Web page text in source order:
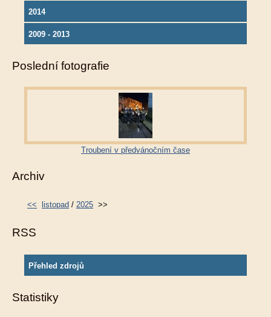
2014
2009 - 2013
Poslední fotografie
Troubení v předvánočním čase
Archiv
<< listopad / 2025 >>
RSS
Přehled zdrojů
Statistiky